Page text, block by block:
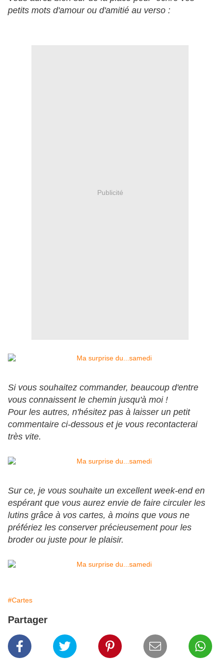
petits mots d'amour ou d'amitié au verso :
Publicité
Si vous souhaitez commander, beaucoup d'entre
vous connaissent le chemin jusqu'à moi !
Pour les autres, n'hésitez pas à laisser un petit
commentaire ci-dessous et je vous recontacterai
très vite.
Sur ce, je vous souhaite un excellent week-end en
espérant que vous aurez envie de faire circuler les
lutins grâce à vos cartes, à moins que vous ne
préfériez les conserver précieusement pour les
broder ou juste pour le plaisir.
#Cartes
Partager